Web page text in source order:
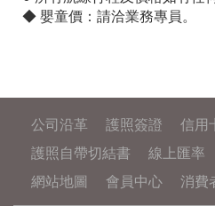
◆ 嬰童價：請洽業務專員。
公司沿革 護照簽證 信用
護照自帶切結書
線上匯率
網站地圖
會員中心 消費